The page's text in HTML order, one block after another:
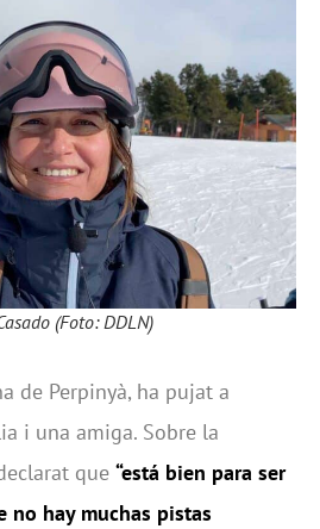
(Foto: DDLN)
de Perpinyà, ha pujat a
i una amiga. Sobre la
que “está bien para ser
no hay muchas pistas